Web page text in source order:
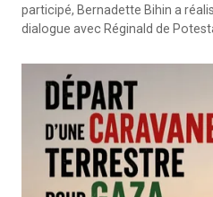
participé, Bernadette Bihin a
dialogue avec Réginald de